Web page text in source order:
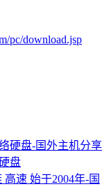
pc/download.jsp
盘